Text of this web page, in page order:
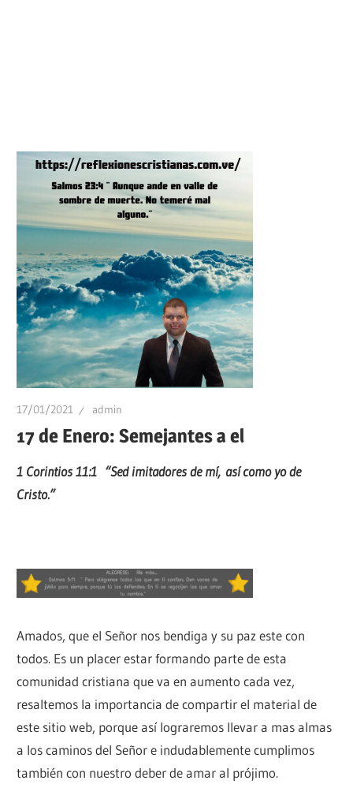
17/01/2021 admin
17 de Enero: Semejantes a el
1 Corintios 11:1 “Sed imitadores de mí, así como yo de
Cristo.”
Amados, que el Señor nos bendiga y su paz este con
todos. Es un placer estar formando parte de esta
comunidad cristiana que va en aumento cada vez,
resaltemos la importancia de compartir el material de
este sitio web, porque así lograremos llevar a mas almas
a los caminos del Señor e indudablemente cumplimos
también con nuestro deber de amar al prójimo.